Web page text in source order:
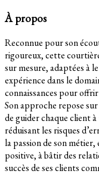
À propos
Reconnue pour son
rigoureux, cette
sur mesure, adaptées à
expérience dans le
connaissances pour
Son approche repose
de guider chaque client
réduisant les risques
la passion de son métier,
positive, à bâtir des
succès de ses clients